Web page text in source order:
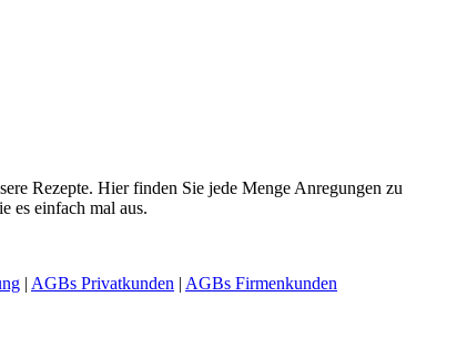
Rezepte. Hier finden Sie jede Menge Anregungen zu
es einfach mal aus.
| AGBs Privatkunden | AGBs Firmenkunden